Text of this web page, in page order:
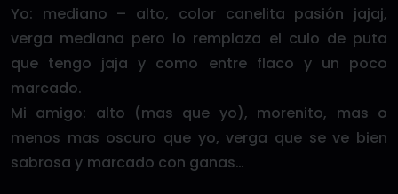
Yo: mediano – alto, color canelita pasión jajaj,
verga mediana pero lo remplaza el culo de puta
que tengo jaja y como entre flaco y un poco
marcado.
Mi amigo: alto (mas que yo), morenito, mas o
menos mas oscuro que yo, verga que se ve bien
sabrosa y marcado con ganas…